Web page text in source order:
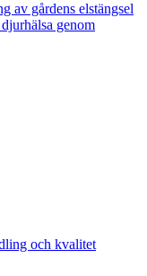
av gårdens elstängsel
genom
och kvalitet